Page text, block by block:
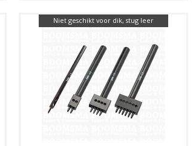
Niet geschikt voor dik, stug leer